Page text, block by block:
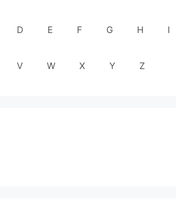
D E F G H I
V W X Y Z